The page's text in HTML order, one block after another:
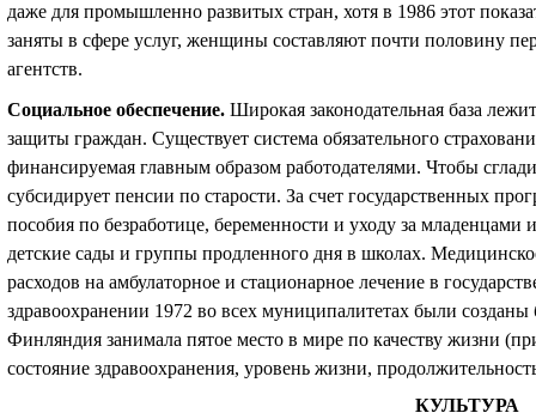
даже для промышленно развитых стран, хотя в 1986 этот
заняты в сфере услуг, женщины составляют почти половину
агентств.
Социальное обеспечение. Широкая законодательная база
защиты граждан. Существует система обязательного
финансируемая главным образом работодателями. Чтобы
субсидирует пенсии по старости. За счет государственных
пособия по безработице, беременности и уходу за
детские сады и группы продленного дня в школах.
расходов на амбулаторное и стационарное лечение в
здравоохранении 1972 во всех муниципалитетах были
Финляндия занимала пятое место в мире по качеству жизни
состояние здравоохранения, уровень жизни,
КУЛЬТУРА